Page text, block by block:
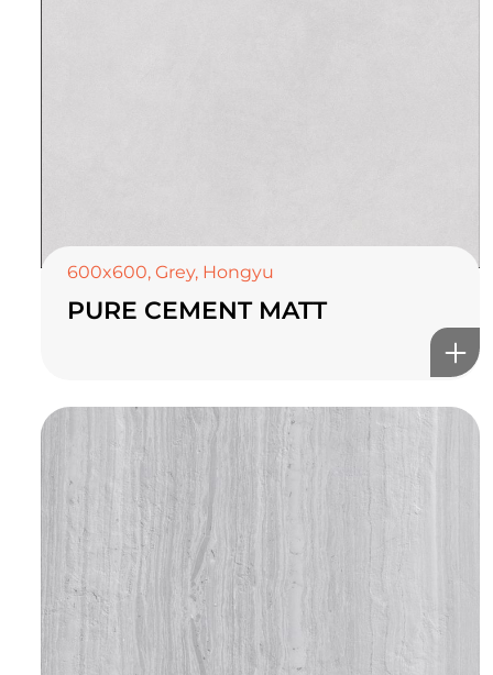
600x600, Grey, Hongyu
PURE CEMENT MATT